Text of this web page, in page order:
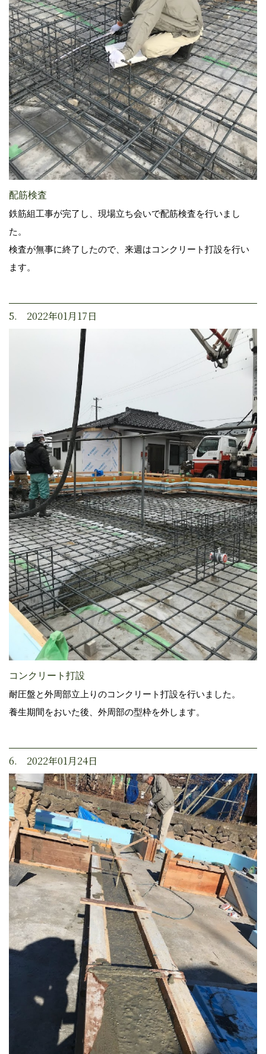
配筋検査
鉄筋組工事が完了し、現場立ち会いで配筋検査を行いまし
た。
検査が無事に終了したので、来週はコンクリート打設を行い
ます。
5. 2022年01月17日
コンクリート打設
耐圧盤と外周部立上りのコンクリート打設を行いました。
養生期間をおいた後、外周部の型枠を外します。
6. 2022年01月24日